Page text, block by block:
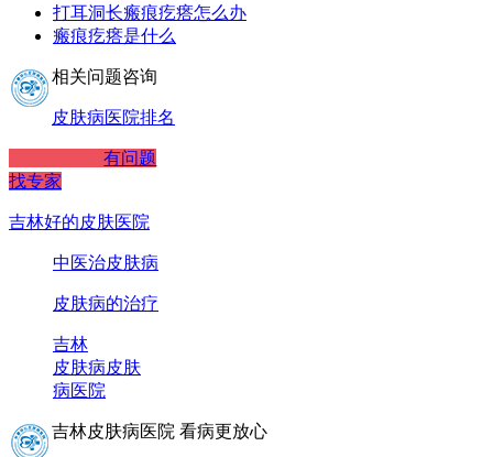
打耳洞长瘢痕疙瘩怎么办
瘢痕疙瘩是什么
相关问题咨询
皮肤病医院排名
有问题
找专家
吉林好的皮肤医院
中医治皮肤病
皮肤病的治疗
吉林
皮肤病皮肤
病医院
吉林皮肤病医院 看病更放心